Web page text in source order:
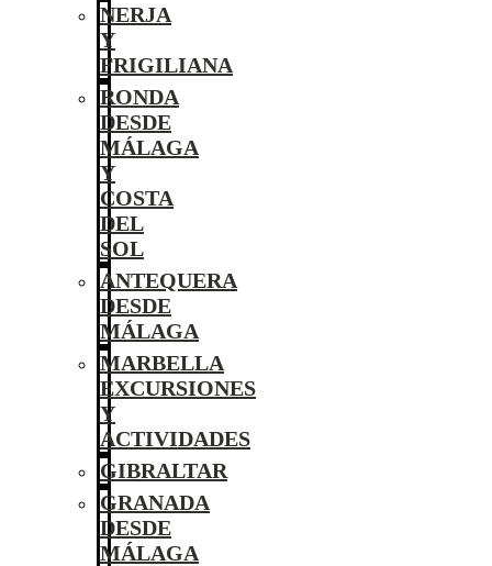
NERJA
Y
FRIGILIANA
RONDA
DESDE
MÁLAGA
Y
COSTA
DEL
SOL
ANTEQUERA
DESDE
MÁLAGA
MARBELLA
EXCURSIONES
Y
ACTIVIDADES
GIBRALTAR
GRANADA
DESDE
MÁLAGA